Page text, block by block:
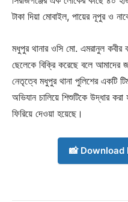
টাকা দিয়া মোবাইল, পায়ের নূপুর ও
মধুপুর থানার ওসি মো. এমরানুল কবীর
ছেলেকে বিক্রি করেছে বলে
নেতৃত্বে মধুপুর থানা পুলিশের একটি
অভিযান চালিয়ে শিশুটিকে উদ্ধার
ফিরিয়ে দেওয়া হয়েছে।
📸 Download